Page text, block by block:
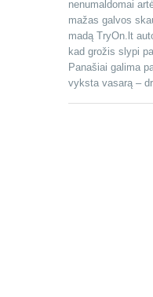
nenumaldomai
mažas galvos
madą TryOn.lt
kad grožis slypi
Panašiai galima
vyksta vasarą –